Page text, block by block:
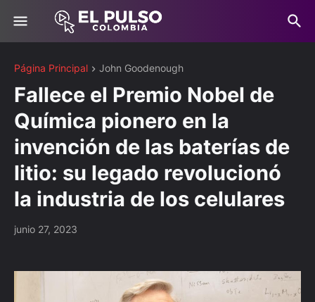
Página Principal John Goodenough
Fallece el Premio Nobel de
Química pionero en la
invención de las baterías de
litio: su legado revolucionó
la industria de los celulares
junio 27, 2023